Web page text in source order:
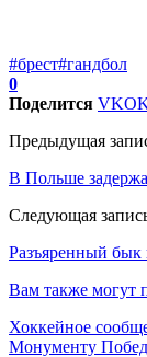
#брест#гандбол
0
Поделится VK
Предыдущая
В Польше
Следующая
Разъяренный бык
Вам также могут
Хоккейное
Монументу